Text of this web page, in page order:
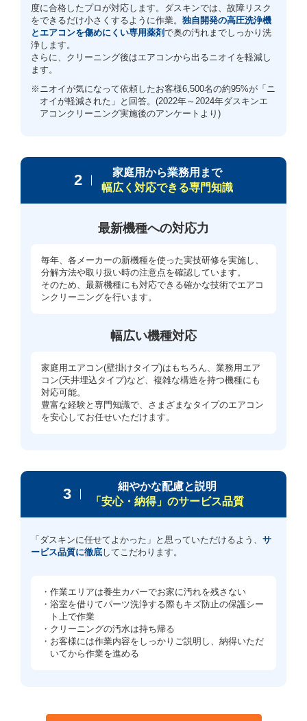
度に合格したプロが対応します。ダスキンでは、故障リスク
をできるだけ小さくするように作業。 独自開発の高圧洗浄機
とエアコンを傷めにくい専用薬剤で奥の汚れまでしっかり洗
浄します。
さらに、クリーニング後はエアコンから出るニオイを軽減し
ます。
※ニオイが気になって依頼したお客様6,500名の約95%が「ニ
オイが軽減された」と回答。(2022年～2024年ダスキンエ
アコンクリーニング実施後のアンケートより)
2
家庭用から業務用まで
幅広く対応できる専門知識
最新機種への対応力
毎年、各メーカーの新機種を使った実技研修を実施し、
分解方法や取り扱い時の注意点を確認しています。
そのため、最新機種にも対応できる確かな技術でエアコ
ンクリーニングを行います。
幅広い機種対応
家庭用エアコン(壁掛けタイプ)はもちろん、業務用エア
コン(天井埋込タイプ)など、複雑な構造を持つ機種にも
対応可能。
豊富な経験と専門知識で、さまざまなタイプのエアコン
を安心してお任せいただけます。
3
細やかな配慮と説明
「安心・納得」のサービス品質
「ダスキンに任せてよかった」と思っていただけるよう、 サ
ービス品質に徹底してこだわります。
・作業エリアは養生カバーでお家に汚れを残さない
・浴室を借りてパーツ洗浄する際もキズ防止の保護シー
ト上で作業
・クリーニングの汚水は持ち帰る
・お客様には作業内容をしっかりご説明し、納得いただ
いてから作業を進める